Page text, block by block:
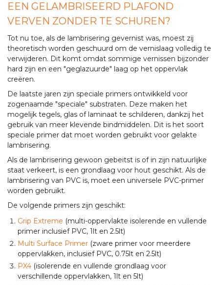
EEN GELAMBRISEERD PLAFOND
VERVEN ZONDER TE SCHUREN?
Tot nu toe, als de lambrisering gevernist was, moest zij
theoretisch worden geschuurd om de vernislaag volledig te
verwijderen. Dit komt omdat sommige vernissen bijzonder
hard zijn en een "geglazuurde" laag op het oppervlak
creëren.
De laatste jaren zijn speciale primers ontwikkeld voor
zogenaamde "speciale" substraten. Deze maken het
mogelijk tegels, glas of laminaat te schilderen, dankzij het
gebruik van meer klevende bindmiddelen. Dit is het soort
speciale primer dat moet worden gebruikt voor gelakte
lambrisering.
Als de lambrisering gewoon gebeitst is of in zijn natuurlijke
staat verkeert, is een grondlaag voor hout geschikt. Als de
lambrisering van PVC is, moet een universele PVC-primer
worden gebruikt.
De volgende primers zijn geschikt:
Grip Extreme (multi-oppervlakte isolerende en vullende
primer inclusief PVC, 1lt en 2.5lt)
Multi Surface Primer (zware primer voor meerdere
oppervlakken, inclusief PVC, 0.75lt en 2.5lt)
PX4 (isolerende en vullende grondlaag voor
verschillende oppervlakken, 1lt en 5lt)